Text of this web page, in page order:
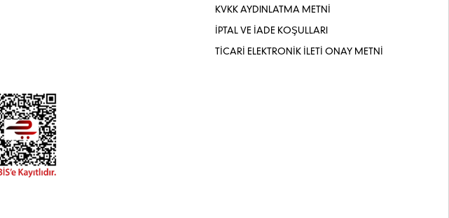
KVKK AYDINLATMA METNİ
İPTAL VE İADE KOŞULLARI
TİCARİ ELEKTRONİK İLETİ ONAY METNİ